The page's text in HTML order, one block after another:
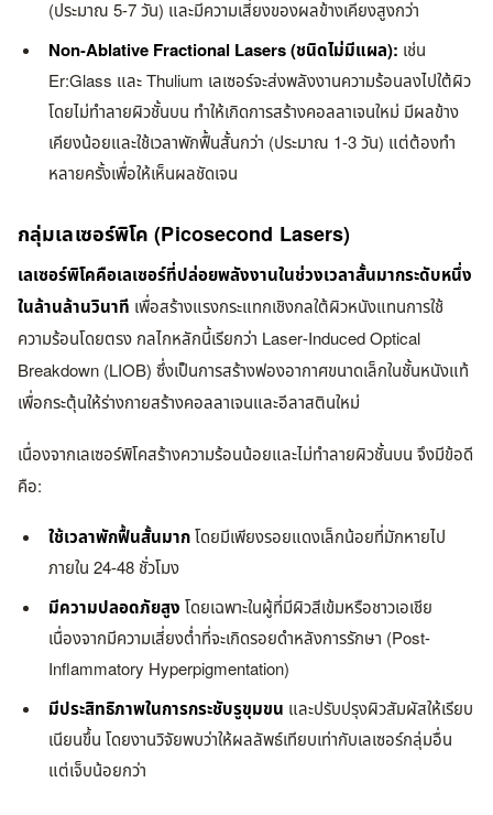
(ประมาณ 5-7 วัน) และมีความเสี่ยงของผลข้างเคียงสูงกว่า
Non-Ablative Fractional Lasers (ชนิดไม่มีแผล): เช่น
Er:Glass และ Thulium เลเซอร์จะส่งพลังงานความร้อนลงไปใต้ผิว
โดยไม่ทำลายผิวชั้นบน ทำให้เกิดการสร้างคอลลาเจนใหม่ มีผลข้าง
เคียงน้อยและใช้เวลาพักฟื้นสั้นกว่า (ประมาณ 1-3 วัน) แต่ต้องทำ
หลายครั้งเพื่อให้เห็นผลชัดเจน
กลุ่มเลเซอร์พิโค (Picosecond Lasers)
เลเซอร์พิโคคือเลเซอร์ที่ปล่อยพลังงานในช่วงเวลาสั้นมากระดับหนึ่ง
ในล้านล้านวินาที เพื่อสร้างแรงกระแทกเชิงกลใต้ผิวหนังแทนการใช้
ความร้อนโดยตรง กลไกหลักนี้เรียกว่า Laser-Induced Optical
Breakdown (LIOB) ซึ่งเป็นการสร้างฟองอากาศขนาดเล็กในชั้นหนังแท้
เพื่อกระตุ้นให้ร่างกายสร้างคอลลาเจนและอีลาสตินใหม่
เนื่องจากเลเซอร์พิโคสร้างความร้อนน้อยและไม่ทำลายผิวชั้นบน จึงมีข้อดี
คือ:
ใช้เวลาพักฟื้นสั้นมากโดยมีเพียงรอยแดงเล็กน้อยที่มักหายไป
ภายใน 24-48 ชั่วโมง
มีความปลอดภัยสูง โดยเฉพาะในผู้ที่มีผิวสีเข้มหรือชาวเอเชีย
เนื่องจากมีความเสี่ยงต่ำที่จะเกิดรอยดำหลังการรักษา (Post-
Inflammatory Hyperpigmentation)
มีประสิทธิภาพในการกระชับรูขุมขน และปรับปรุงผิวสัมผัสให้เรียบ
เนียนขึ้น โดยงานวิจัยพบว่าให้ผลลัพธ์เทียบเท่ากับเลเซอร์กลุ่มอื่น
แต่เจ็บน้อยกว่า